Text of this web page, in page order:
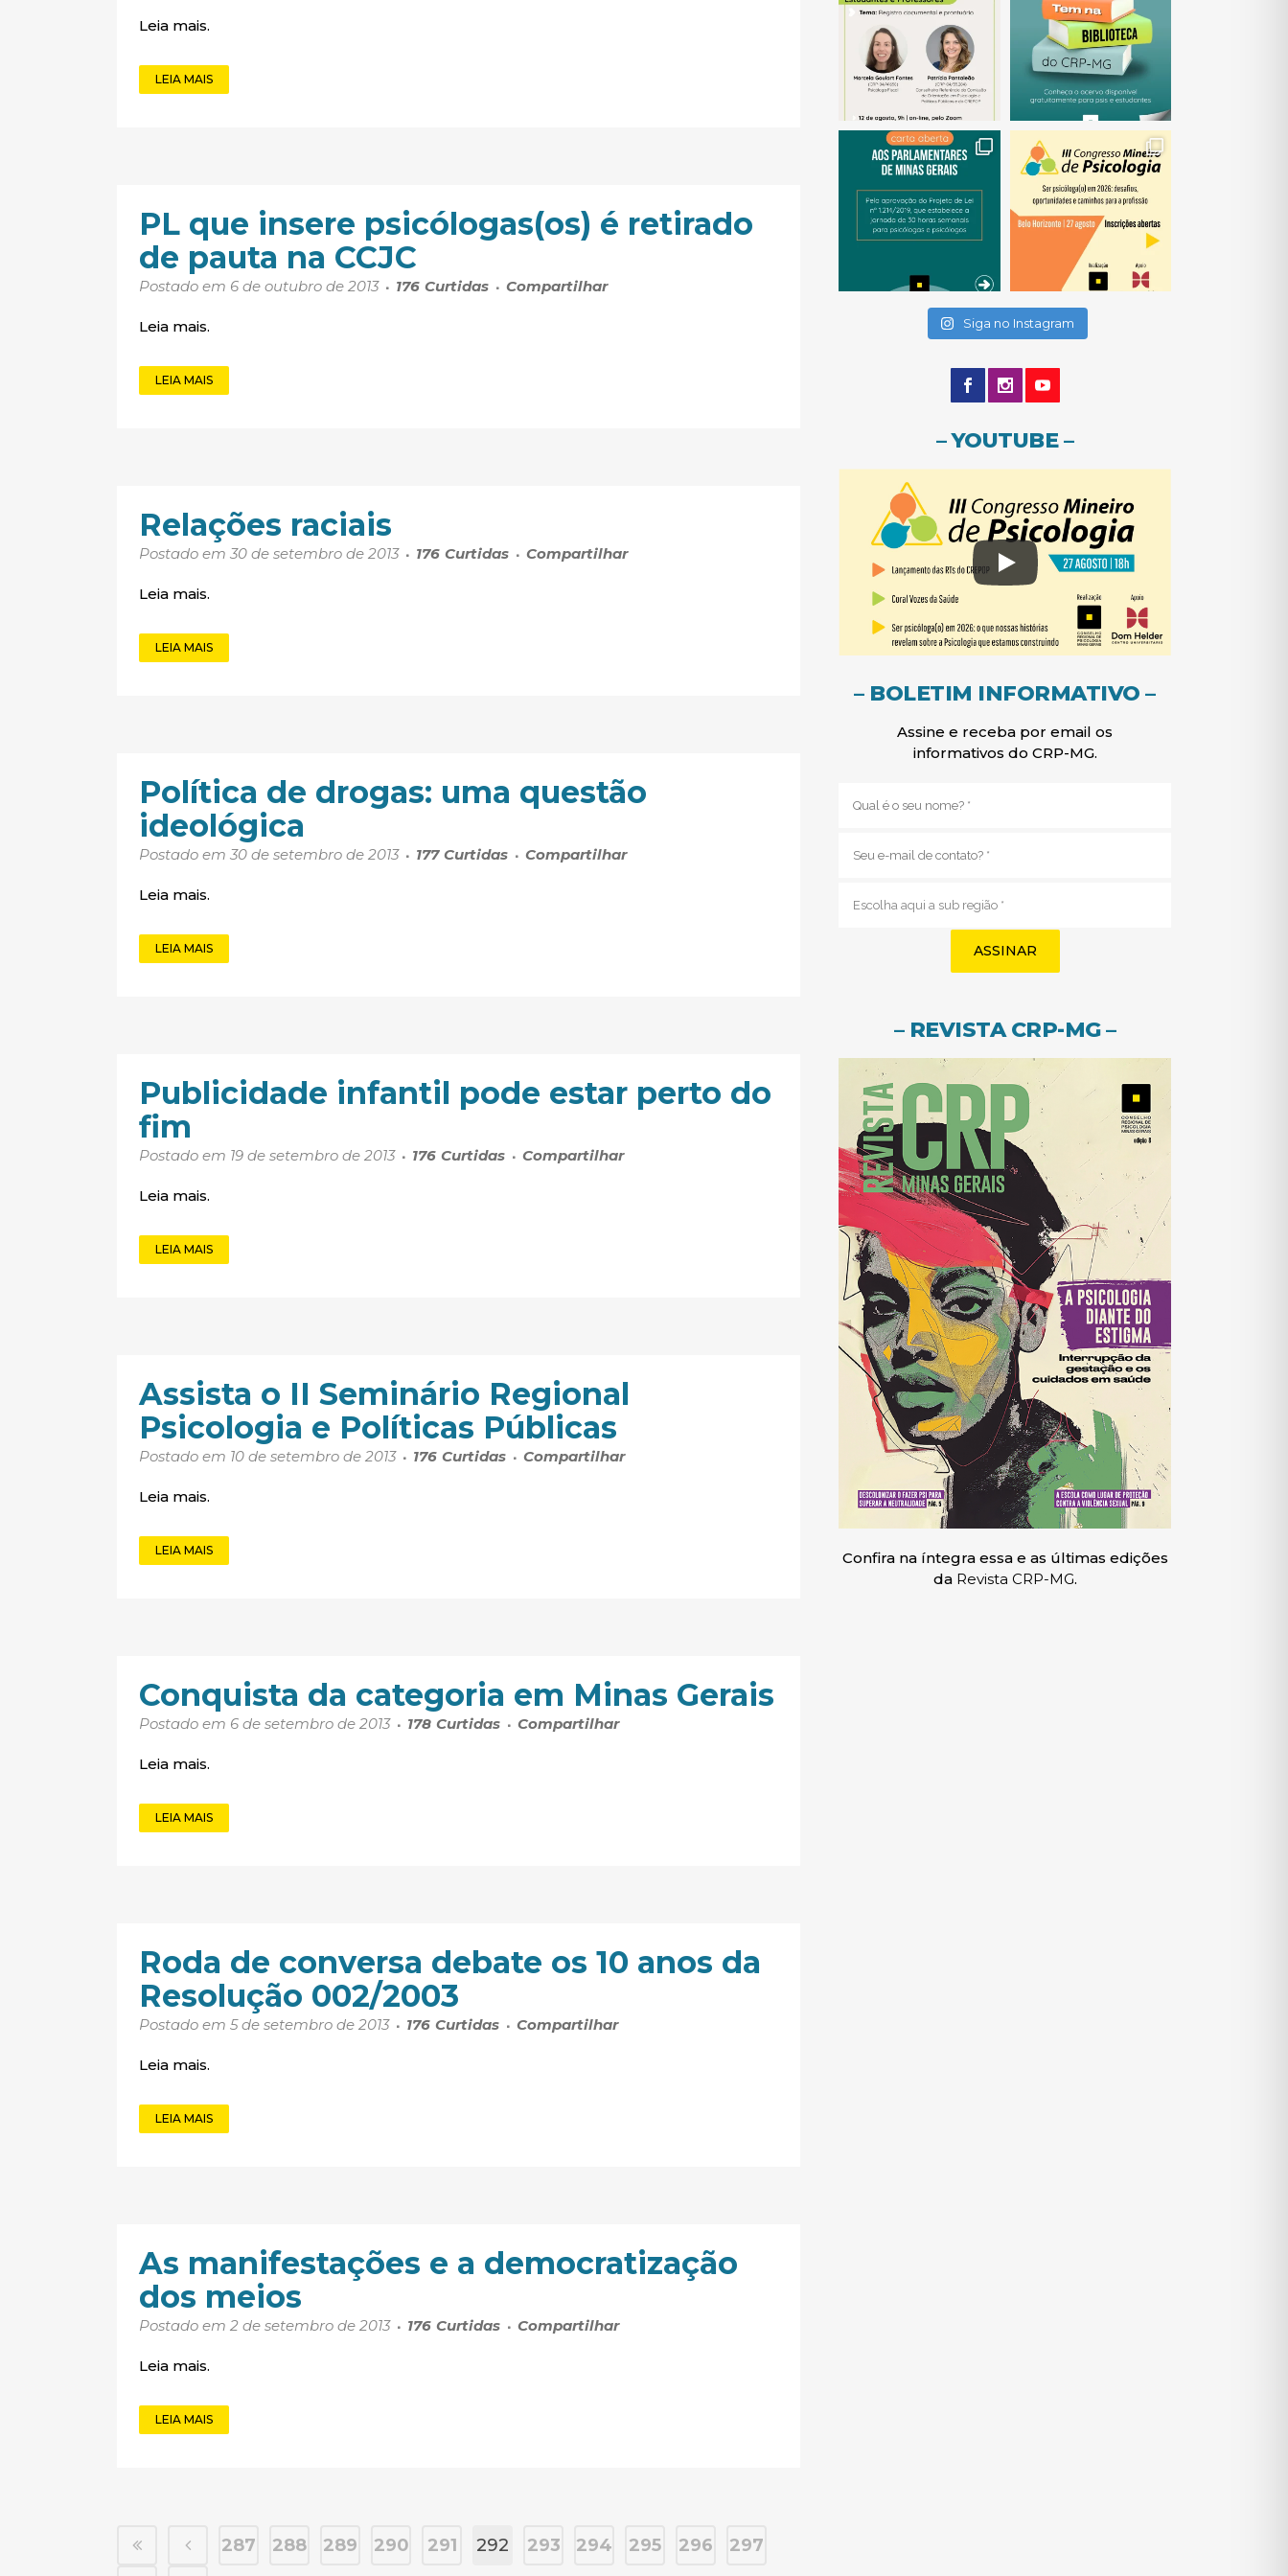
Leia mais.
LEIA MAIS
PL que insere psicólogas(os) é retirado
de pauta na CCJC
Postado em 6 de outubro de 2013 176 Curtidas Compartilhar
Leia mais.
LEIA MAIS
Relações raciais
Postado em 30 de setembro de 2013 176 Curtidas Compartilhar
Leia mais.
LEIA MAIS
Política de drogas: uma questão
ideológica
Postado em 30 de setembro de 2013 177 Curtidas Compartilhar
Leia mais.
LEIA MAIS
Publicidade infantil pode estar perto do
fim
Postado em 19 de setembro de 2013 176 Curtidas Compartilhar
Leia mais.
LEIA MAIS
Assista o II Seminário Regional
Psicologia e Políticas Públicas
Postado em 10 de setembro de 2013 176 Curtidas Compartilhar
Leia mais.
LEIA MAIS
Conquista da categoria em Minas Gerais
Postado em 6 de setembro de 2013 178 Curtidas Compartilhar
Leia mais.
LEIA MAIS
Roda de conversa debate os 10 anos da
Resolução 002/2003
Postado em 5 de setembro de 2013 176 Curtidas Compartilhar
Leia mais.
LEIA MAIS
As manifestações e a democratização
dos meios
Postado em 2 de setembro de 2013 176 Curtidas Compartilhar
Leia mais.
LEIA MAIS
287 288 289 290 291 292 293 294 295 296 297
(abre em nova janela) (abre em nova janela)
Siga no Instagram(abre em nova janela)
– YOUTUBE –
– BOLETIM INFORMATIVO –
Assine e receba por email os
informativos do CRP-MG.
(obrigatório)
– REVISTA CRP-MG –
Confira na íntegra essa e as últimas edições
da Revista CRP-MG.